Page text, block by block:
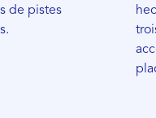
de pistes